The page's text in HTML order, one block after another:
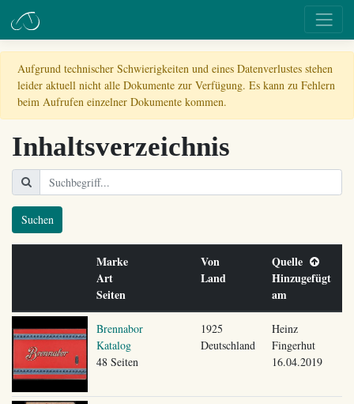
Aufgrund technischer Schwierigkeiten und eines Datenverlustes stehen
leider aktuell nicht alle Dokumente zur Verfügung. Es kann zu Fehlern
beim Aufrufen einzelner Dokumente kommen.
Inhaltsverzeichnis
Suchen
Marke
Art
Seiten
Von
Land
Quelle
Hinzugefügt
am
Brennabor
Katalog
48 Seiten
1925
Deutschland
Heinz
Fingerhut
16.04.2019